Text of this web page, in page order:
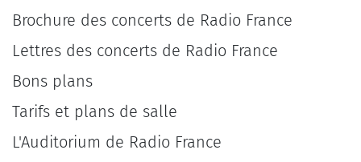
Brochure des concerts de Radio France
Lettres des concerts de Radio France
Bons plans
Tarifs et plans de salle
L'Auditorium de Radio France